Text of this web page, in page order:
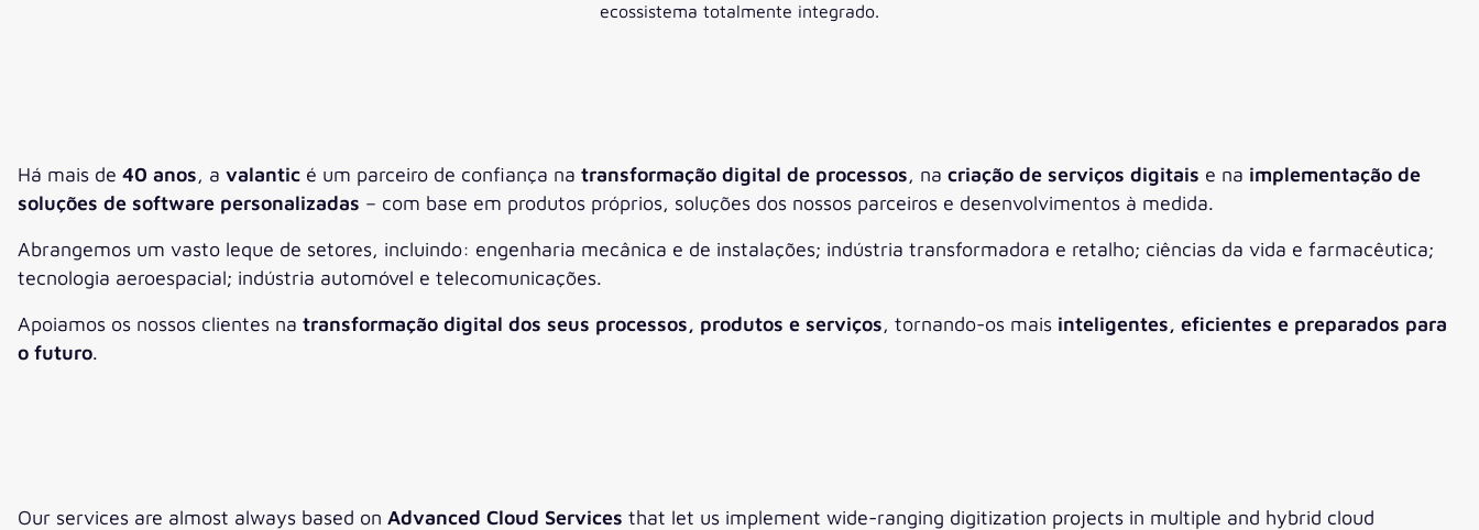
ecossistema totalmente integrado.
Há mais de 40 anos, a valantic é um parceiro de confiança na transformação digital de processos, na criação de serviços digitais e na implementação de
soluções de software personalizadas – com base em produtos próprios, soluções dos nossos parceiros e desenvolvimentos à medida.
Abrangemos um vasto leque de setores, incluindo: engenharia mecânica e de instalações; indústria transformadora e retalho; ciências da vida e farmacêutica;
tecnologia aeroespacial; indústria automóvel e telecomunicações.
Apoiamos os nossos clientes na transformação digital dos seus processos, produtos e serviços, tornando-os mais inteligentes, eficientes e preparados para
o futuro.
Our services are almost always based on Advanced Cloud Services that let us implement wide-ranging digitization projects in multiple and hybrid cloud